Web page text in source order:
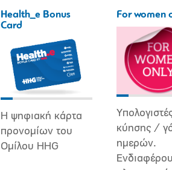
Health_e Bonus
Card
Η ψηφιακή κάρτα
προνομίων του
Ομίλου HHG
For women
κύησης /
ημερών.